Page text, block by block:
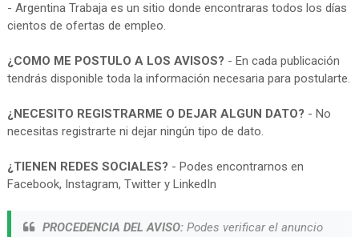
- Argentina Trabaja es un sitio donde encontraras todos los días
cientos de ofertas de empleo.
¿COMO ME POSTULO A LOS AVISOS? - En cada publicación
tendrás disponible toda la información necesaria para postularte.
¿NECESITO REGISTRARME O DEJAR ALGUN DATO? - No
necesitas registrarte ni dejar ningún tipo de dato.
¿TIENEN REDES SOCIALES? - Podes encontrarnos en
Facebook, Instagram, Twitter y LinkedIn
PROCEDENCIA DEL AVISO:Podes verificar el anuncio